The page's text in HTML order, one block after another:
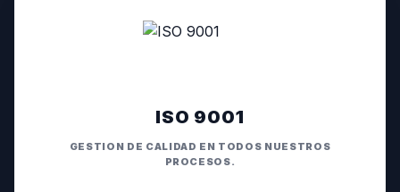
ISO 9001
GESTION DE CALIDAD EN TODOS NUESTROS
PROCESOS.